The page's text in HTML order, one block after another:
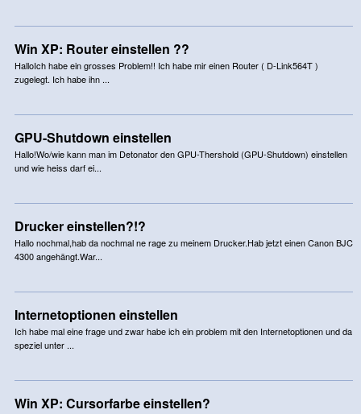
Win XP: Router einstellen ??
HalloIch habe ein grosses Problem!! Ich habe mir einen Router ( D-Link564T )
zugelegt. Ich habe ihn ...
GPU-Shutdown einstellen
Hallo!Wo/wie kann man im Detonator den GPU-Thershold (GPU-Shutdown) einstellen
und wie heiss darf ei...
Drucker einstellen?!?
Hallo nochmal,hab da nochmal ne rage zu meinem Drucker.Hab jetzt einen Canon BJC
4300 angehängt.War...
Internetoptionen einstellen
Ich habe mal eine frage und zwar habe ich ein problem mit den Internetoptionen und da
speziel unter ...
Win XP: Cursorfarbe einstellen?